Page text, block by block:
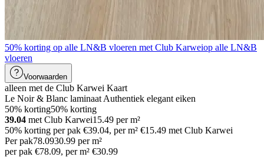
50% korting op alle LN&B vloeren met Club Karweiop alle LN&B
vloeren
Voorwaarden
alleen met de Club Karwei Kaart
Le Noir & Blanc laminaat Authentiek elegant eiken
50% korting50% korting
39.04 met Club Karwei15.49 perm²
50% korting per pak €39.04, per m² €15.49 met Club Karwei
Per pak78.0930.99 perm²
per pak €78.09, per m² €30.99